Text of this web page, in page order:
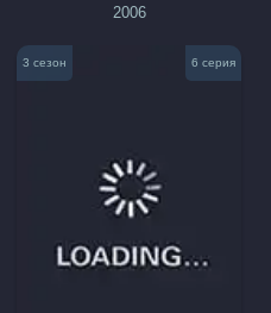
2006
3 сезон 6 серия